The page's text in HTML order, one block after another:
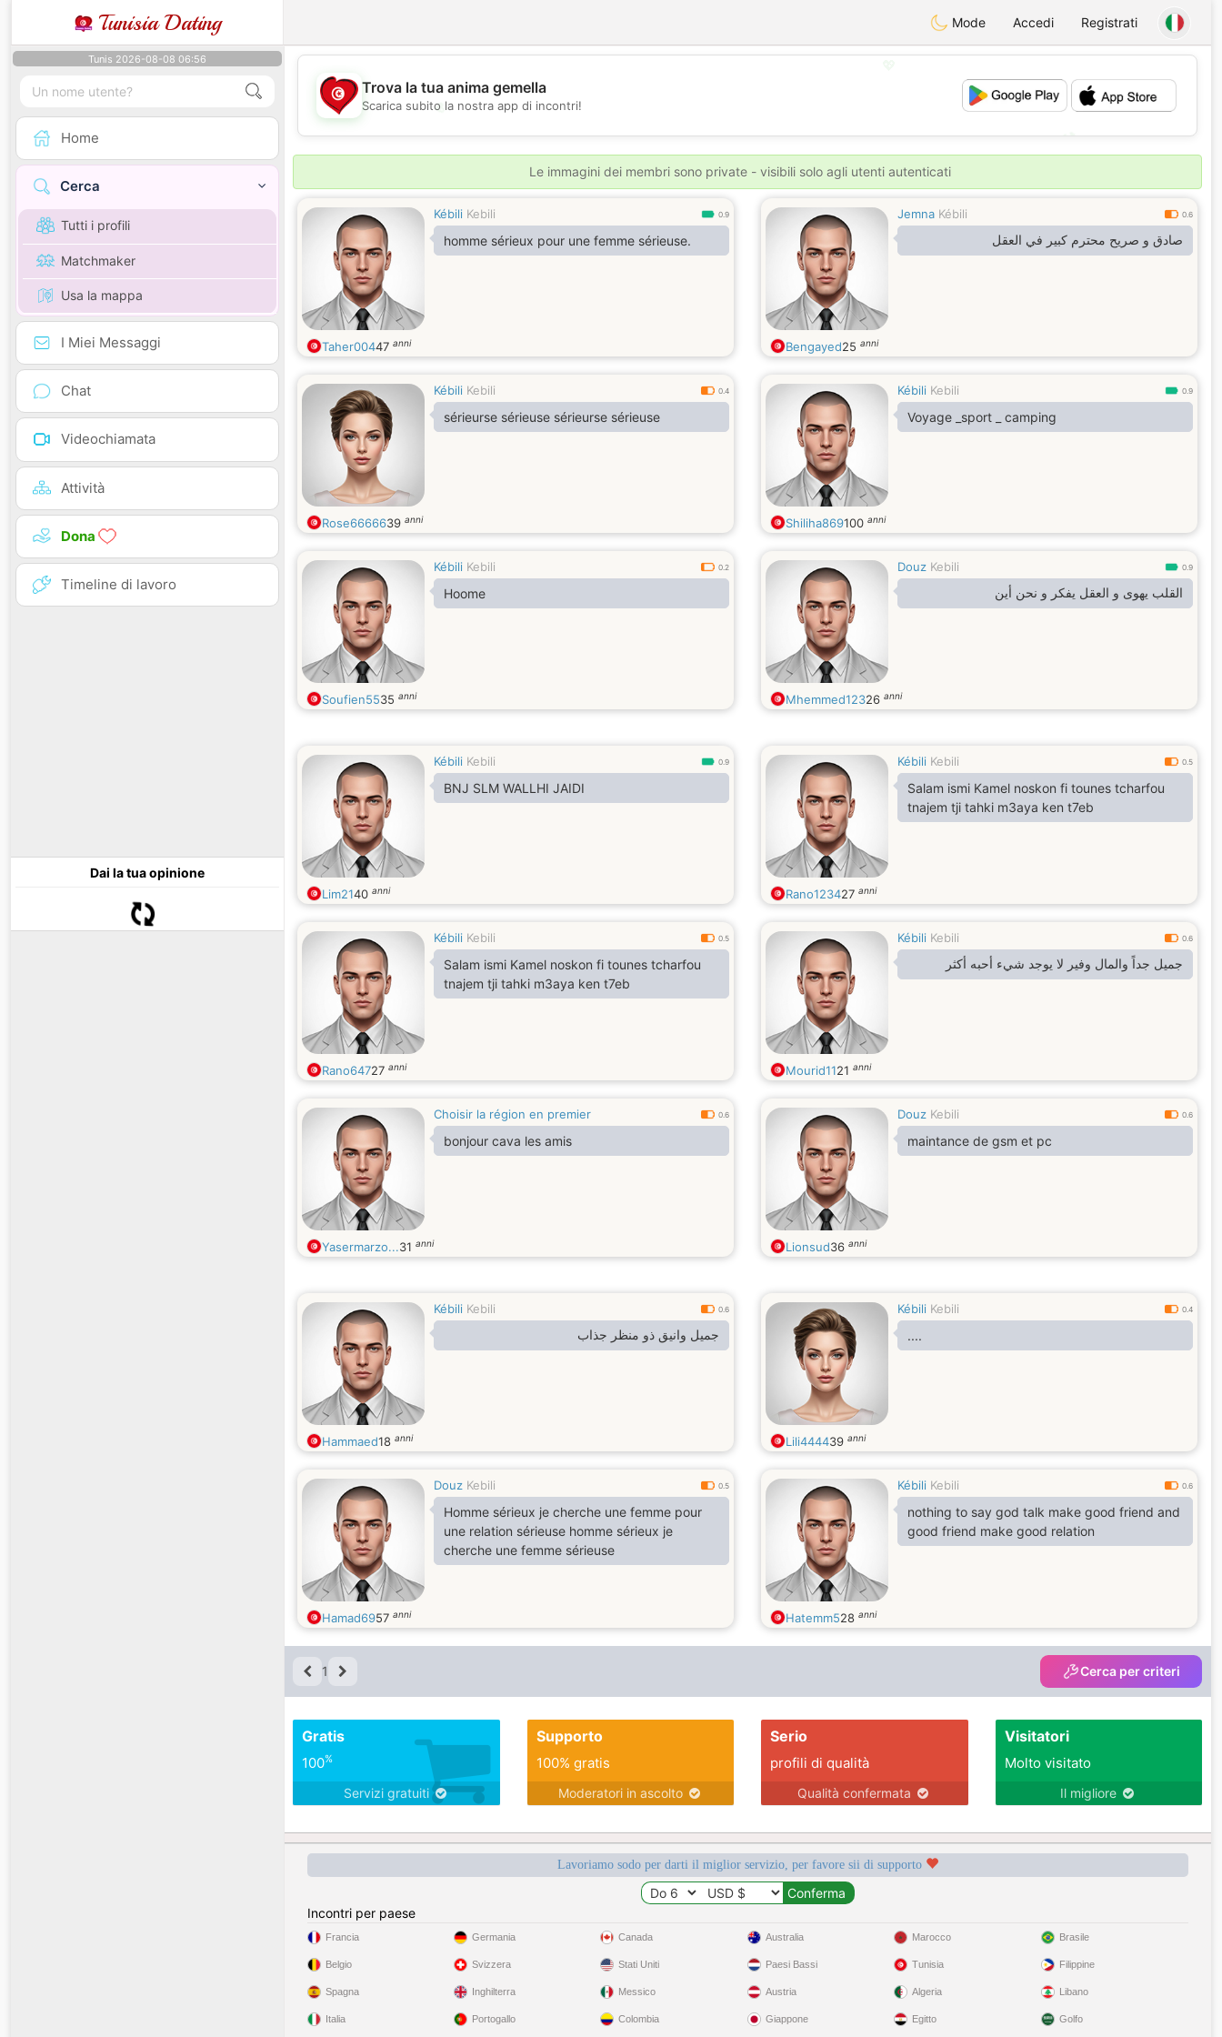
Tunisia Dating Mode Accedi Registrati
Tunis 2026-08-08 06:56
Home
Cerca
Tutti i profili
Matchmaker
Usa la mappa
I Miei Messaggi
Chat
Videochiamata
Attività
Dona
Timeline di lavoro
Dai la tua opinione
💖
💕
Trova la tua anima gemella
Scarica subito la nostra app di incontri!
Le immagini dei membri sono private - visibili solo agli utenti autenticati
Kébili Kebili 0.9
homme sérieux pour une femme sérieuse.
Taher00447 anni
Jemna Kébili 0.6
صادق و صريح محترم كبير في العقل
Bengayed25 anni
Kébili Kebili 0.4
sérieurse sérieuse sérieurse sérieuse
Rose6666639 anni
Kébili Kebili 0.9
Voyage _sport _ camping
Shiliha869100 anni
Kébili Kebili 0.2
Hoome
Soufien5535 anni
Douz Kebili 0.9
القلب يهوى و العقل يفكر و نحن أين
Mhemmed12326 anni
Kébili Kebili 0.9
BNJ SLM WALLHI JAIDI
Lim2140 anni
Kébili Kebili 0.5
Salam ismi Kamel noskon fi tounes tcharfou
tnajem tji tahki m3aya ken t7eb
Rano123427 anni
Kébili Kebili 0.5
Salam ismi Kamel noskon fi tounes tcharfou
tnajem tji tahki m3aya ken t7eb
Rano64727 anni
Kébili Kebili 0.6
جميل جداً والمال وفير لا يوجد شيء أحبه أكثر
Mourid1121 anni
Choisir la région en premier 0.6
bonjour cava les amis
Yasermarzo...31 anni
Douz Kebili 0.6
maintance de gsm et pc
Lionsud36 anni
Kébili Kebili 0.6
جميل وانيق ذو منظر جذاب
Hammaed18 anni
Kébili Kebili 0.4
....
Lili444439 anni
Douz Kebili 0.5
Homme sérieux je cherche une femme pour
une relation sérieuse homme sérieux je
cherche une femme sérieuse
Hamad6957 anni
Kébili Kebili 0.6
nothing to say god talk make good friend and
good friend make good relation
Hatemm528 anni
1 Cerca per criteri
Gratis
100%
Servizi gratuiti
Supporto
100% gratis
Moderatori in ascolto
Serio
profili di qualità
Qualità confermata
Visitatori
Molto visitato
Il migliore
Lavoriamo sodo per darti il miglior servizio, per favore sii di supporto
Incontri per paese
Francia
Belgio
Spagna
Italia
Germania
Svizzera
Inghilterra
Portogallo
Canada
Stati Uniti
Messico
Colombia
Australia
Paesi Bassi
Austria
Giappone
Marocco
Tunisia
Algeria
Egitto
Brasile
Filippine
Libano
Golfo